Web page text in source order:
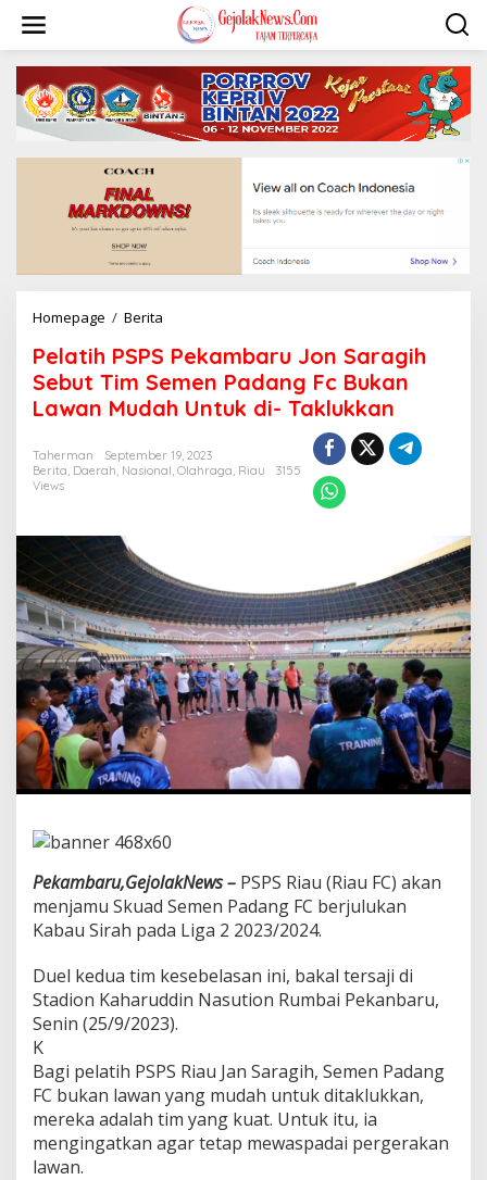
i
Homepage / Berita
a
t
i
P
S
k
a
m
b
a
r
u
J
o
n
S
a
g
h
S
e
t
T
i
S
e
m
e
n
P
Pelatih PSPS Pekambaru Jon Saragih
Sebut Tim Semen Padang Fc Bukan
Lawan Mudah Untuk di- Taklukkan
Taherman
September 19, 2023
Berita, Daerah, Nasional, Olahraga, Riau
3155
Views
Pekambaru,GejolakNews – PSPS Riau (Riau FC) akan
menjamu Skuad Semen Padang FC berjulukan
Kabau Sirah pada Liga 2 2023/2024.
Duel kedua tim kesebelasan ini, bakal tersaji di
Stadion Kaharuddin Nasution Rumbai Pekanbaru,
Senin (25/9/2023).
K
Bagi pelatih PSPS Riau Jan Saragih, Semen Padang
FC bukan lawan yang mudah untuk ditaklukkan,
mereka adalah tim yang kuat. Untuk itu, ia
mengingatkan agar tetap mewaspadai pergerakan
lawan.